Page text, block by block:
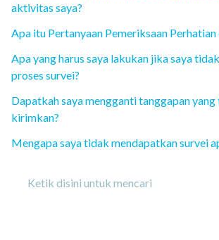
aktivitas saya?
Apa itu Pertanyaan Pemeriksaan Perhatian
Apa yang harus saya lakukan jika saya
proses survei?
Dapatkah saya mengganti tanggapan yang
kirimkan?
Mengapa saya tidak mendapatkan survei